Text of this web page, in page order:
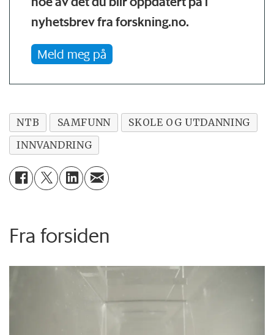
nyhetsbrev fra forskning.no.
Meld meg på
NTB SAMFUNN
SKOLE OG UTDANNING
INNVANDRING
Fra forsiden